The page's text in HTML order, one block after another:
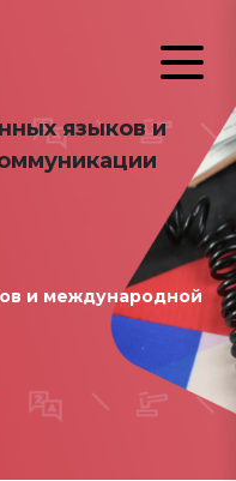
языков и
и международной